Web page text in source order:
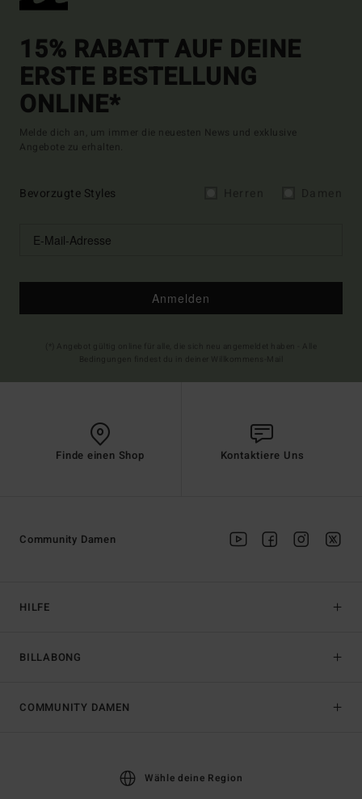
15% RABATT AUF DEINE
ERSTE BESTELLUNG
ONLINE*
Melde dich an, um immer die neuesten News und exklusive
Angebote zu erhalten.
Bevorzugte Styles
Anmelden
Finde einen Shop Kontaktiere Uns
HILFE
BILLABONG
Community Damen
COMMUNITY DAMEN
Wähle deine Region